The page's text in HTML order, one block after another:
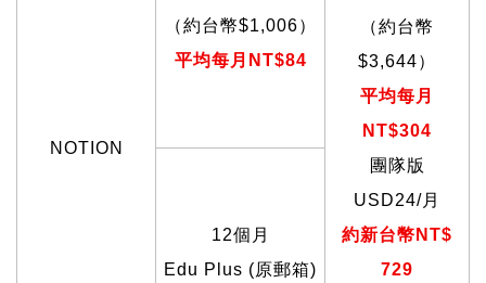
NOTION
（約台幣$1,006）
平均每月NT$84
（約台幣
$3,644）
平均每月
NT$304
團隊版
USD24/月
約新台幣NT$
729
12個月
Edu Plus (原郵箱)